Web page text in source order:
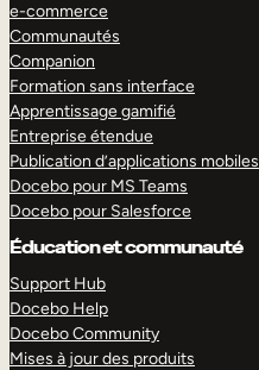
e-commerce
Communautés
Companion
Formation sans interface
Apprentissage gamifié
Entreprise étendue
Publication d’applications mobiles
Docebo pour MS Teams
Docebo pour Salesforce
Éducation et communauté
Support Hub
Docebo Help
Docebo Community
Mises à jour des produits